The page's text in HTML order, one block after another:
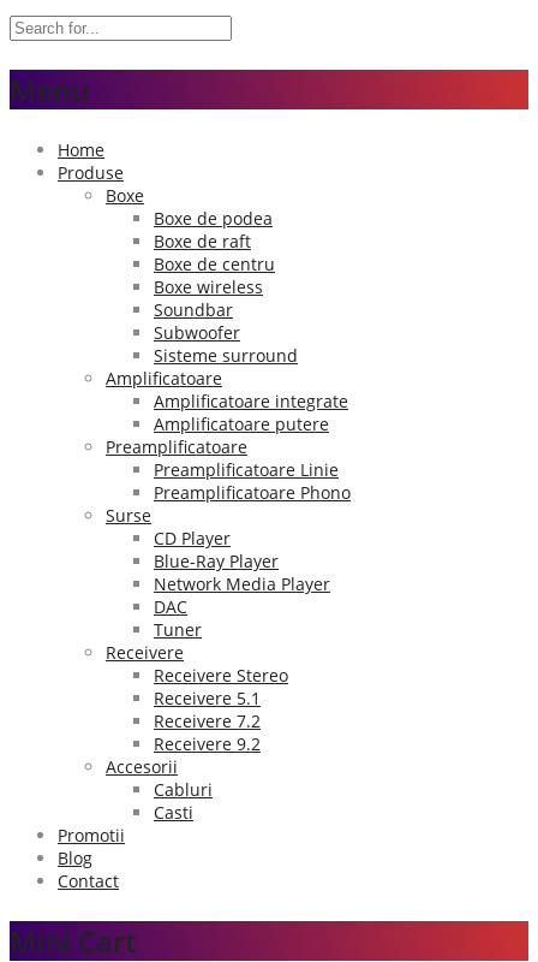
Menu
Home
Produse
Boxe
Boxe de podea
Boxe de raft
Boxe de centru
Boxe wireless
Soundbar
Subwoofer
Sisteme surround
Amplificatoare
Amplificatoare integrate
Amplificatoare putere
Preamplificatoare
Preamplificatoare Linie
Preamplificatoare Phono
Surse
CD Player
Blue-Ray Player
Network Media Player
DAC
Tuner
Receivere
Receivere Stereo
Receivere 5.1
Receivere 7.2
Receivere 9.2
Accesorii
Cabluri
Casti
Promotii
Blog
Contact
Mini Cart